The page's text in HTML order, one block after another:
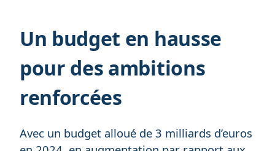
Un budget en hausse
pour des ambitions
renforcées
Avec un budget alloué de 3 milliards d’euros